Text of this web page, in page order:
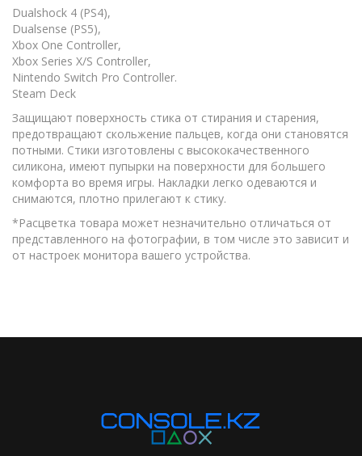
Dualshock 4 (PS4),
Dualsense (PS5),
Xbox One Controller,
Xbox Series X/S Controller,
Nintendo Switch Pro Controller.
Steam Deck
Защищают поверхность стика от стирания и старения,
предотвращают скольжение пальцев, когда они становятся
потными. Стики изготовлены с высококачественного
силикона, имеют пупырки на поверхности для большего
комфорта во время игры. Накладки легко одеваются и
снимаются, плотно прилегают к стику.
*Расцветка товара может незначительно отличаться от
представленного на фотографии, в том числе это зависит и
от настроек монитора вашего устройства.